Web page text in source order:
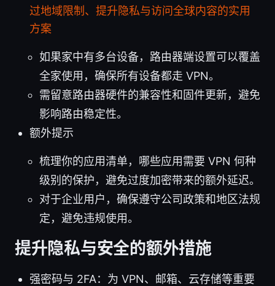
过地域限制、提升隐私与访问全球内容的实用
方案
如果家中有多台设备，路由器端设置可以覆盖
全家使用，确保所有设备都走 VPN。
需留意路由器硬件的兼容性和固件更新，避免
影响路由稳定性。
额外提示
梳理你的应用清单，哪些应用需要 VPN 何种
级别的保护，避免过度加密带来的额外延迟。
对于企业用户，确保遵守公司政策和地区法规
定，避免违规使用。
提升隐私与安全的额外措施
强密码与 2FA：为 VPN、邮箱、云存储等重要